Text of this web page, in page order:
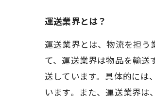
運送業界とは？
運送業界とは、物流を担う
て、運送業界は物品を輸
送しています。具体的には
います。また、運送業界